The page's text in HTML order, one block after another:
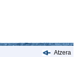
Atzera